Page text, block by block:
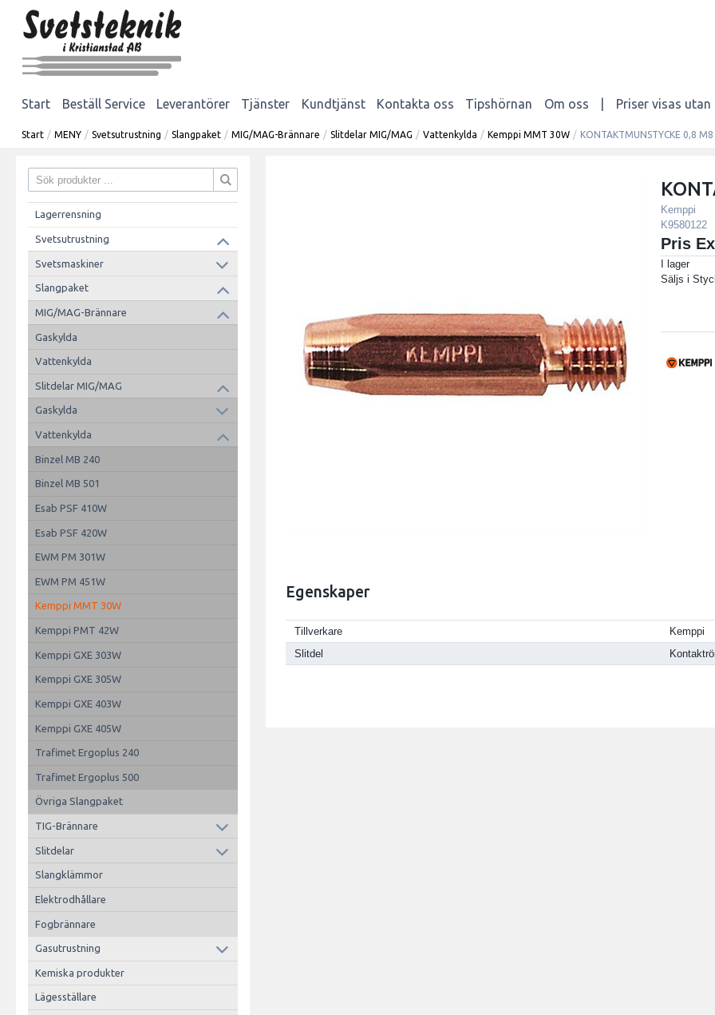
Start Beställ Service Leverantörer Tjänster Kundtjänst Kontakta oss Tipshörnan Om oss Priser visas utan
Start / MENY / Svetsutrustning / Slangpaket / MIG/MAG-Brännare / Slitdelar MIG/MAG / Vattenkylda / Kemppi MMT 30W / KONTAKTMUNSTYCKE 0,8
Lagerrensning
Svetsutrustning
Svetsmaskiner
Slangpaket
MIG/MAG-Brännare
Gaskylda
Vattenkylda
Slitdelar MIG/MAG
Gaskylda
Vattenkylda
Binzel MB 240
Binzel MB 501
Esab PSF 410W
Esab PSF 420W
EWM PM 301W
EWM PM 451W
Kemppi MMT 30W
Kemppi PMT 42W
Kemppi GXE 303W
Kemppi GXE 305W
Kemppi GXE 403W
Kemppi GXE 405W
Trafimet Ergoplus 240
Trafimet Ergoplus 500
Övriga Slangpaket
TIG-Brännare
Slitdelar
Slangklämmor
Elektrodhållare
Fogbrännare
Gasutrustning
Kemiska produkter
Lägesställare
Kemppi
K9580122
Pris
I lager
Säljs i
Egenskaper
Tillverkare
Kemppi
Slitdel